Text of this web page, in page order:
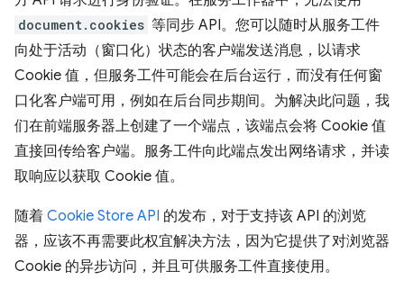
document.cookies 等同步 API。您可以随时从服务工件
向处于活动（窗口化）状态的客户端发送消息，以请求
Cookie 值，但服务工件可能会在后台运行，而没有任何窗
口化客户端可用，例如在后台同步期间。为解决此问题，我
们在前端服务器上创建了一个端点，该端点会将 Cookie 值
直接回传给客户端。服务工件向此端点发出网络请求，并读
取响应以获取 Cookie 值。
随着 Cookie Store API 的发布，对于支持该 API 的浏览
器，应该不再需要此权宜解决方法，因为它提供了对浏览器
Cookie 的异步访问，并且可供服务工件直接使用。